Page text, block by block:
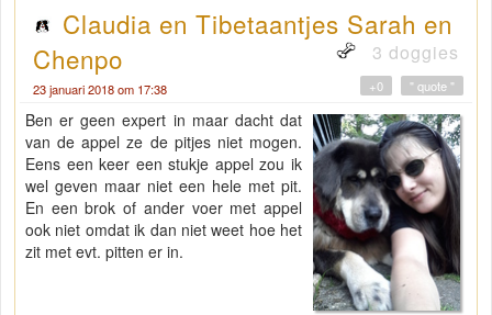
Claudia en Tibetaantjes Sarah en
Chenpo
3 doggies
23 januari 2018 om 17:38 " quote "
+0
Ben er geen expert in maar dacht dat
van de appel ze de pitjes niet mogen.
Eens een keer een stukje appel zou ik
wel geven maar niet een hele met pit.
En een brok of ander voer met appel
ook niet omdat ik dan niet weet hoe het
zit met evt. pitten er in.